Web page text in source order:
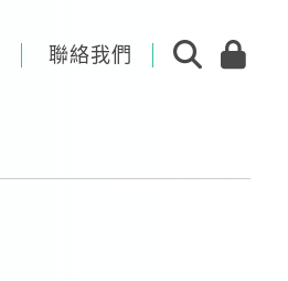
聯絡我們